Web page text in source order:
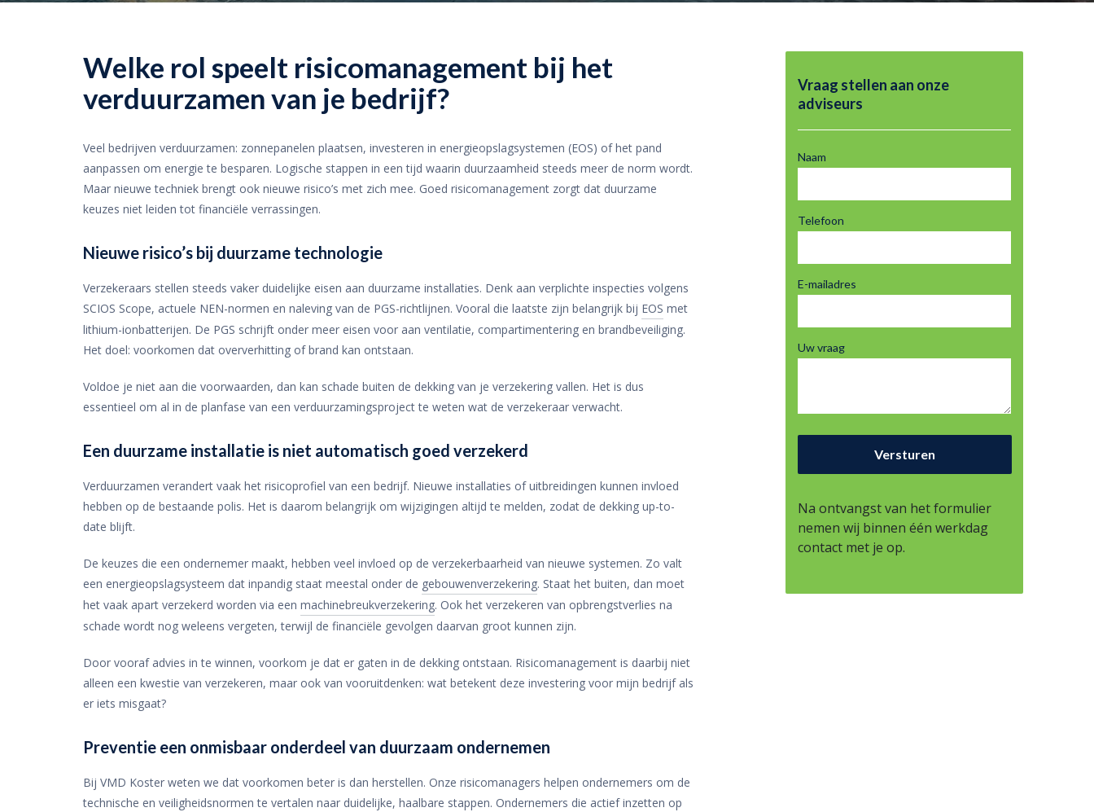
Welke rol speelt risicomanagement bij het
verduurzamen van je bedrijf?
Veel bedrijven verduurzamen: zonnepanelen plaatsen, investeren in energieopslagsystemen (EOS) of het pand
aanpassen om energie te besparen. Logische stappen in een tijd waarin duurzaamheid steeds meer de norm wordt.
Maar nieuwe techniek brengt ook nieuwe risico’s met zich mee. Goed risicomanagement zorgt dat duurzame
keuzes niet leiden tot financiële verrassingen.
Nieuwe risico’s bij duurzame technologie
Verzekeraars stellen steeds vaker duidelijke eisen aan duurzame installaties. Denk aan verplichte inspecties volgens
SCIOS Scope, actuele NEN-normen en naleving van de PGS-richtlijnen. Vooral die laatste zijn belangrijk bij EOS met
lithium-ionbatterijen. De PGS schrijft onder meer eisen voor aan ventilatie, compartimentering en brandbeveiliging.
Het doel: voorkomen dat oververhitting of brand kan ontstaan.
Voldoe je niet aan die voorwaarden, dan kan schade buiten de dekking van je verzekering vallen. Het is dus
essentieel om al in de planfase van een verduurzamingsproject te weten wat de verzekeraar verwacht.
Een duurzame installatie is niet automatisch goed verzekerd
Verduurzamen verandert vaak het risicoprofiel van een bedrijf. Nieuwe installaties of uitbreidingen kunnen invloed
hebben op de bestaande polis. Het is daarom belangrijk om wijzigingen altijd te melden, zodat de dekking up-to-
date blijft.
De keuzes die een ondernemer maakt, hebben veel invloed op de verzekerbaarheid van nieuwe systemen. Zo valt
een energieopslagsysteem dat inpandig staat meestal onder de gebouwenverzekering. Staat het buiten, dan moet
het vaak apart verzekerd worden via een machinebreukverzekering. Ook het verzekeren van opbrengstverlies na
schade wordt nog weleens vergeten, terwijl de financiële gevolgen daarvan groot kunnen zijn.
Door vooraf advies in te winnen, voorkom je dat er gaten in de dekking ontstaan. Risicomanagement is daarbij niet
alleen een kwestie van verzekeren, maar ook van vooruitdenken: wat betekent deze investering voor mijn bedrijf als
er iets misgaat?
Preventie een onmisbaar onderdeel van duurzaam ondernemen
Bij VMD Koster weten we dat voorkomen beter is dan herstellen. Onze risicomanagers helpen ondernemers om de
technische en veiligheidsnormen te vertalen naar duidelijke, haalbare stappen. Ondernemers die actief inzetten op
Vraag stellen aan onze
adviseurs
Naam
Telefoon
E-mailadres
Uw vraag
Na ontvangst van het formulier
nemen wij binnen één werkdag
contact met je op.